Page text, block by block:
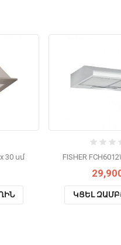
30 սմ FISHER
ԿՑԵԼ